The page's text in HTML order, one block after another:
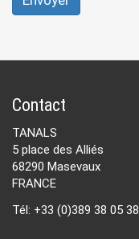
Contact
TANALS
5 place des Alliés
68290 Masevaux
FRANCE
Tél: +33 (0)389 38 05 38